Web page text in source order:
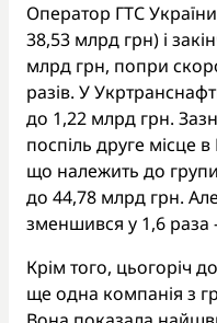
Оператор ГТС
38,53 млрд грн) і
млрд грн, попри
разів. У
до 1,22 млрд грн.
поспіль друге місце
що належить до групи
до 44,78 млрд грн.
зменшився у 1,6
Крім того, цьогоріч
ще одна компанія з